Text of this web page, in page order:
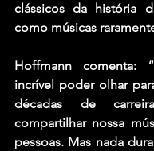
clássicos da história
como músicas
Hoffmann comenta:
incrível poder olhar
décadas de
compartilhar nossa
pessoas. Mas nada